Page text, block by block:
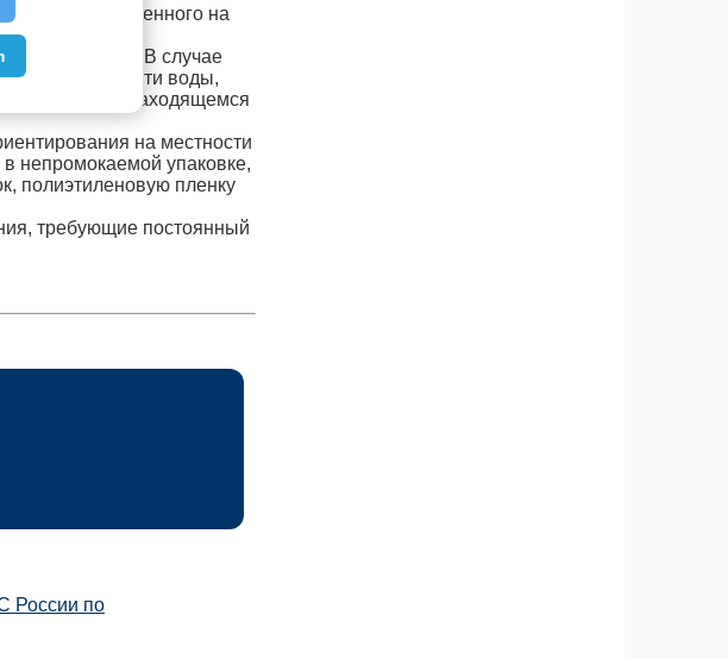
без установленного на
жилет! В случае
на поверхности воды,
человеке, находящемся
на местности
непромокаемой упаковке,
полиэтиленовую пленку
требующие постоянный
России по